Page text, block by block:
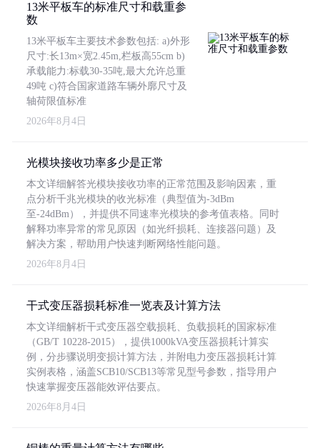
13米平板车的标准尺寸和载重参
数
13米平板车主要技术参数包括: a)外形
尺寸:长13m×宽2.45m,栏板高55cm b)
承载能力:标载30-35吨,最大允许总重
49吨 c)符合国家道路车辆外廓尺寸及
轴荷限值标准
2026年8月4日
光模块接收功率多少是正常
本文详细解答光模块接收功率的正常范围及影响因素，重
点分析千兆光模块的收光标准（典型值为-3dBm
至-24dBm），并提供不同速率光模块的参考值表格。同时
解释功率异常的常见原因（如光纤损耗、连接器问题）及
解决方案，帮助用户快速判断网络性能问题。
2026年8月4日
干式变压器损耗标准一览表及计算方法
本文详细解析干式变压器空载损耗、负载损耗的国家标准
（GB/T 10228-2015），提供1000kVA变压器损耗计算实
例，分步骤说明变损计算方法，并附电力变压器损耗计算
实例表格，涵盖SCB10/SCB13等常见型号参数，指导用户
快速掌握变压器能效评估要点。
2026年8月4日